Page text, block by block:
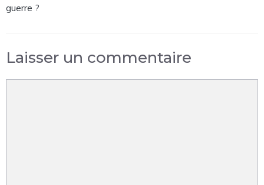
guerre ?
Laisser un commentaire